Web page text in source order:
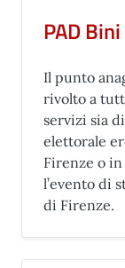
PAD Bini
Il punto
rivolto a
servizi sia
elettorale
Firenze o
l’evento di
di Firenze.